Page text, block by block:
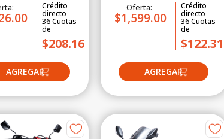
Crédito
directo
36Cuotas
de
$208.16
Oferta:
$1,599.00
Crédito
directo
36Cuotas
de
$122.31